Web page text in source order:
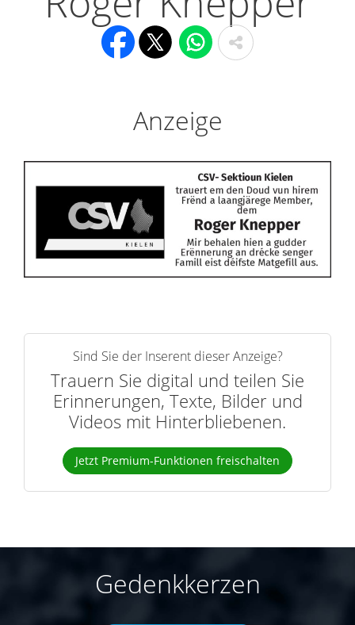
Anzeige
Sind Sie der Inserent dieser Anzeige?
Trauern Sie digital und teilen Sie
Erinnerungen, Texte, Bilder und
Videos mit Hinterbliebenen.
Jetzt Premium-Funktionen freischalten
Gedenkkerzen